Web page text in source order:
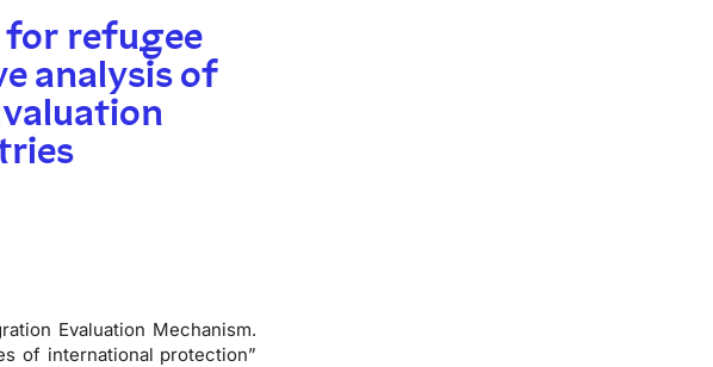
for refugee
analysis of
Evaluation Mechanism.
of international protection”